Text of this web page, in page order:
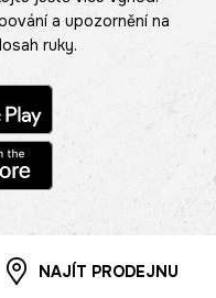
a upozornění na
ruky.
NAJÍT PRODEJNU